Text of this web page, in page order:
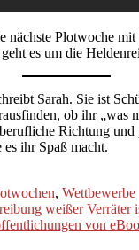
nächste Plotwoche mit
es um die
Sarah. Sie ist
ob ihr „was
Richtung
ihr Spaß macht.
, Wettbewerbe
weißer Verräter
von